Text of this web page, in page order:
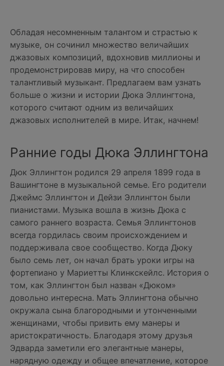
Обладая несомненным талантом и страстью к
музыке, он сочинил множество величайших
джазовых композиций, вдохновив миллионы и
продемонстрировав миру, на что способен
талантливый музыкант. Предлагаем вам узнать
больше о жизни и истории Дюка Эллингтона,
которого считают одним из величайших
джазовых исполнителей в мире. Итак, начнем!
Ранние годы Дюка Эллингтона
Дюк Эллингтон родился 29 апреля 1899 года в
Вашингтоне в музыкальной семье. Его родители
Джеймс Эллингтон и Дейзи Эллингтон были
пианистами. Музыка вошла в жизнь Дюка с
самого раннего возраста. Семья Эллингтонов
всегда гордилась своим происхождением и
поддерживала свое сообщество. Когда Дюку
было семь лет, он начал брать уроки игры на
фортепиано у Мариетты Клинкскейлс. История о
том, как Эллингтон был назван «Дюком»
довольно интересна. Мать Эллингтона обычно
окружала сына благородными и утонченными
женщинами, чтобы привить ему манеры и
аристократичность. Благодаря этому друзья
Эдварда заметили его элегантные манеры,
нарядную одежду и общее впечатление, которое